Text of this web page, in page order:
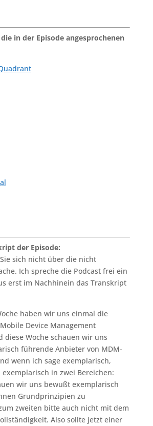
in der Episode angesprochenen
der Episode:
sich nicht über die nicht
Ich spreche die Podcast frei ein
erst im Nachhinein das Transkript
haben wir uns einmal die
Device Management
diese Woche schauen wir uns
führende Anbieter von MDM-
wenn ich sage exemplarisch,
in zwei Bereichen:
wir uns bewußt exemplarisch
Grundprinzipien zu
zweiten bitte auch nicht mit dem
Also sollte jetzt einer